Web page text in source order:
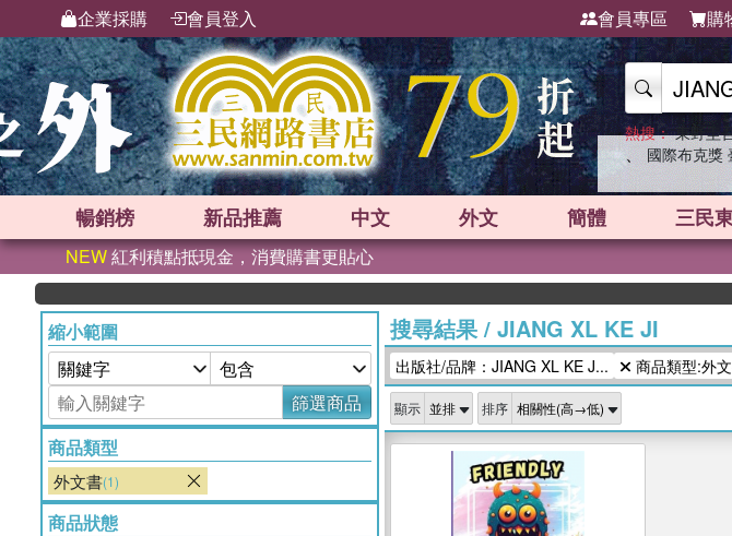
企業採購 會員登入 會員專區 購
熱搜： 東野圭
、 國際布克獎
暢銷榜 新品推薦 中文 外文 簡體 三民
NEW紅利積點抵現金，消費購書更貼心
縮小範圍
篩選商品
商品類型
外文書(1)
商品狀態
搜尋結果/ JIANG XL KE JI
出版社/品牌：JIANG XL KE J... 商品類型:外
顯示 排序